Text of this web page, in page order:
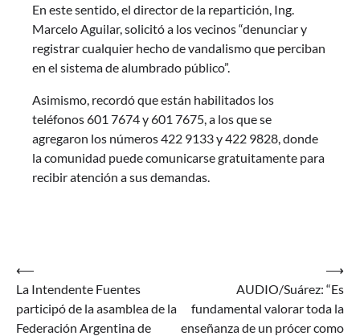
En este sentido, el director de la repartición, Ing.
Marcelo Aguilar, solicitó a los vecinos “denunciar y
registrar cualquier hecho de vandalismo que perciban
en el sistema de alumbrado público”.
Asimismo, recordó que están habilitados los
teléfonos 601 7674 y 601 7675, a los que se
agregaron los números 422 9133 y 422 9828, donde
la comunidad puede comunicarse gratuitamente para
recibir atención a sus demandas.
Navegación
de
entradas
⟵
La Intendente Fuentes
participó de la asamblea de la
Federación Argentina de
AUDIO/Suárez: “Es
fundamental valorar toda la
enseñanza de un prócer como
⟶